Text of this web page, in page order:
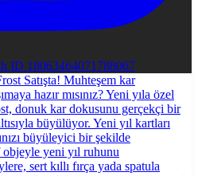
ID 18063464071788067